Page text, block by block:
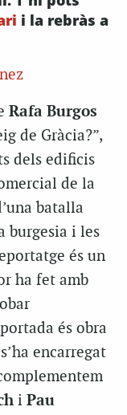
i la rebràs a
Rafa Burgos
de Gràcia?”,
dels edificis
de la
batalla
burgesia i les
és un
ha fet amb
és obra
encarregat
i Pau